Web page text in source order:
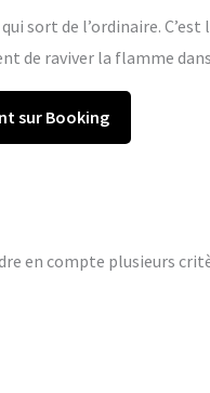
sort de l’ordinaire. C’est
de raviver la flamme
sur Booking
en compte plusieurs